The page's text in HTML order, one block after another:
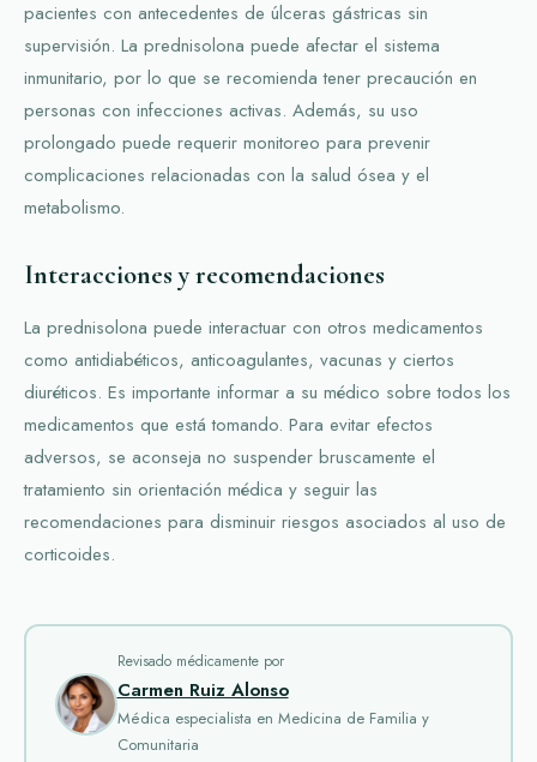
pacientes con antecedentes de úlceras gástricas sin
supervisión. La prednisolona puede afectar el sistema
inmunitario, por lo que se recomienda tener precaución en
personas con infecciones activas. Además, su uso
prolongado puede requerir monitoreo para prevenir
complicaciones relacionadas con la salud ósea y el
metabolismo.
Interacciones y recomendaciones
La prednisolona puede interactuar con otros medicamentos
como antidiabéticos, anticoagulantes, vacunas y ciertos
diuréticos. Es importante informar a su médico sobre todos los
medicamentos que está tomando. Para evitar efectos
adversos, se aconseja no suspender bruscamente el
tratamiento sin orientación médica y seguir las
recomendaciones para disminuir riesgos asociados al uso de
corticoides.
Revisado médicamente por
Carmen Ruiz Alonso
Médica especialista en Medicina de Familia y
Comunitaria